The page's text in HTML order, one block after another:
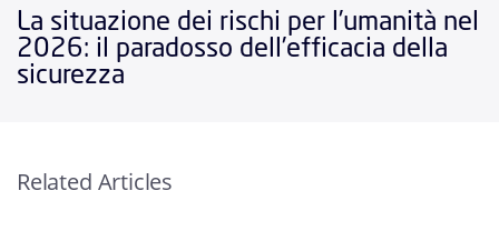
La situazione dei rischi per l’umanità nel
2026: il paradosso dell’efficacia della
sicurezza
Related Articles